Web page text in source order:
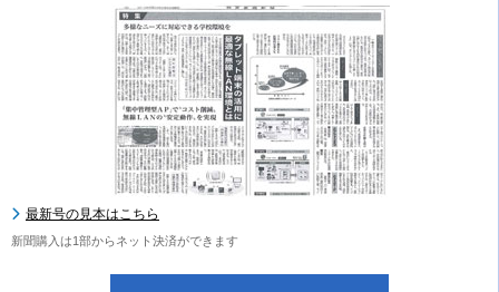
最新号の見本はこちら
新聞購入は1部からネット決済ができます